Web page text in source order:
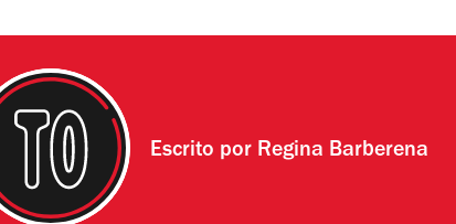
Escrito por Regina Barberena